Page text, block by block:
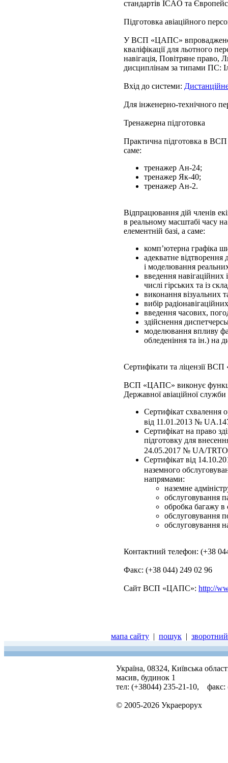
стандартів ICAO та
Підготовка авіаційного
У ВСП «ЦАПС» впроваджено
кваліфікації для льотного
навігація, Повітряне право,
дисциплінам за типами
Вхід до системи:
Для інженерно-технічного
Тренажерна підготовка
Практична підготовка в
саме:
тренажер Ан-24;
тренажер Як-40;
тренажер Ан-2.
Відпрацювання дій членів
в реальному масштабі часу на
елементній базі, а саме:
комп’ютерна графіка
адекватне відтворення
і моделювання
введення навігаційних
числі гірських та із
виконання візуальних
вибір
введення часових,
здійснення
моделювання впливу
обледеніння та ін.) на
Сертифікати та ліцензії
ВСП «ЦАПС» виконує функції
Державної авіаційної
Сертифікат схвалення
від 11.01.2013 №
Сертифікат на право
підготовку для
24.05.2017 № UA/TRTO-
Сертифікат від
наземного
напрямами:
наземне
обслуговування
обробка багажу в
обслуговування
обслуговування
Контактний телефон: (+38
Факс: (+38 044) 249 02 96
Сайт ВСП «ЦАПС»: http://
мапа сайту | пошук |
Україна, 08324, Київська
масив, будинок 1
тел: (+38044) 235-21-10, факс:
© 2005-2026 Украерорух